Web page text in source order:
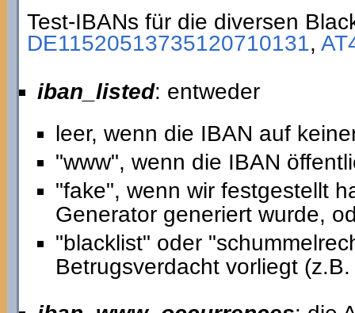
Test-IBANs für die diversen
DE11520513735120710131,
iban_listed: entweder
leer, wenn die IBAN auf
"www", wenn die IBAN
"fake", wenn wir festgestellt
Generator generiert wurde,
"blacklist" oder
Betrugsverdacht vorliegt